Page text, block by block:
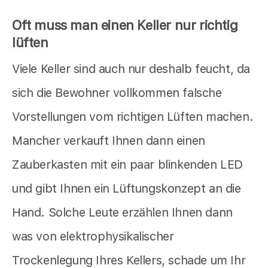
Oft muss man einen Keller nur richtig
lüften
Viele Keller sind auch nur deshalb feucht, da
sich die Bewohner vollkommen falsche
Vorstellungen vom richtigen Lüften machen.
Mancher verkauft Ihnen dann einen
Zauberkasten mit ein paar blinkenden LED
und gibt Ihnen ein Lüftungskonzept an die
Hand. Solche Leute erzählen Ihnen dann
was von elektrophysikalischer
Trockenlegung Ihres Kellers, schade um Ihr